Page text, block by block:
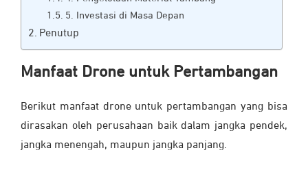
5. Investasi di Masa Depan
Penutup
Manfaat Drone untuk Pertambangan
Berikut manfaat drone untuk pertambangan yang bisa
dirasakan oleh perusahaan baik dalam jangka pendek,
jangka menengah, maupun jangka panjang.